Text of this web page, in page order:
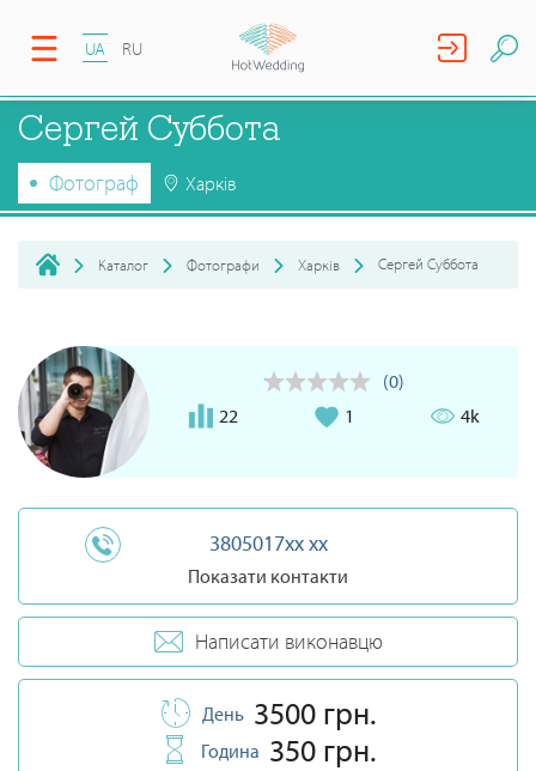
UA RU
Сергей Суббота
Фотограф Харків
Каталог Фотографи Харків Сергей Суббота
(0)
22
1 4k
3805017xx xx
Показати контакти
Написати виконавцю
День 3500 грн.
Година 350 грн.